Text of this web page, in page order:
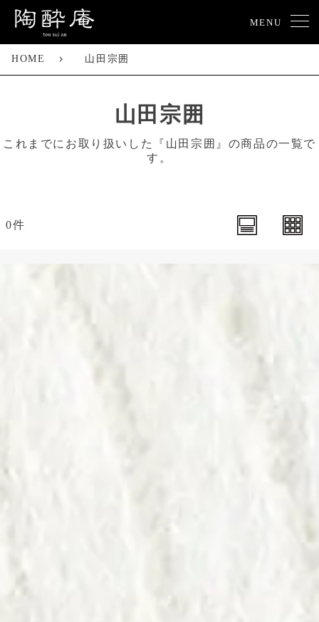
MENU
HOME 山田宗囲
山田宗囲
これまでにお取り扱いした『山田宗囲』の商品の一覧で
す。
0件